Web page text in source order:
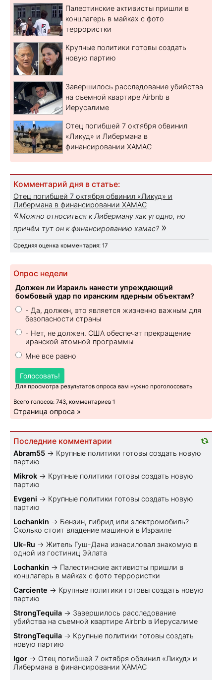
Палестинские активисты пришли в
концлагерь в майках с фото
террористки
Крупные политики готовы создать
новую партию
Завершилось расследование убийства
на съемной квартире Airbnb в
Иерусалиме
Отец погибшей 7 октября обвинил
«Ликуд» и Либермана в
финансировании ХАМАС
Комментарий дня в статье:
Отец погибшей 7 октября обвинил «Ликуд» и
Либермана в финансировании ХАМАС
«Можно относиться к Либерману как угодно, но
причём тут он к финансированию хамас? »
Средняя оценка комментария: 17
Опрос недели
Должен ли Израиль нанести упреждающий
бомбовый удар по иранским ядерным объектам?
- Да, должен, это является жизненно важным для
безопасности страны
- Нет, не должен. США обеспечат прекращение
иранской атомной программы
Мне все равно
Голосовать!
Для просмотра результатов опроса вам нужно проголосовать
Всего голосов: 743, комментариев 1
Страница опроса »
Последние комментарии
Abram55 → Крупные политики готовы создать новую
партию
Mikrok → Крупные политики готовы создать новую
партию
Evgeni → Крупные политики готовы создать новую
партию
Lochankin → Бензин, гибрид или электромобиль?
Cколько стоит владение машиной в Израиле
Uk-Ru → Житель Гуш-Дана изнасиловал знакомую в
одной из гостиниц Эйлата
Lochankin → Палестинские активисты пришли в
концлагерь в майках с фото террористки
Carciente → Крупные политики готовы создать новую
партию
StrongTequila → Завершилось расследование
убийства на съемной квартире Airbnb в Иерусалиме
StrongTequila → Крупные политики готовы создать
новую партию
Igor → Отец погибшей 7 октября обвинил «Ликуд» и
Либермана в финансировании ХАМАС